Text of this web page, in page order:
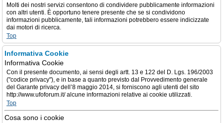
Molti dei nostri servizi consentono di condividere pubblicamente informazioni
con altri utenti. È opportuno tenere presente che se si condividono
informazioni pubblicamente, tali informazioni potrebbero essere indicizzate
dai motori di ricerca.
Top
Informativa Cookie
Informativa Cookie
Con il presente documento, ai sensi degli artt. 13 e 122 del D. Lgs. 196/2003
("codice privacy"), e in base a quanto previsto dal Provvedimento generale
del Garante privacy dell’8 maggio 2014, si forniscono agli utenti del sito
http://www.ufoforum.it/ alcune informazioni relative ai cookie utilizzati.
Top
Cosa sono i cookie